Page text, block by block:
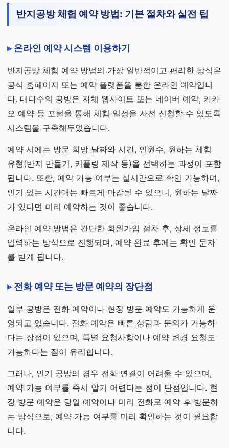
반지공방 체험 예약 방법: 기본 절차와 실전 팁
온라인 예약 시스템 이용하기
반지공방 체험 예약 방법의 가장 일반적이고 편리한 방식은
공식 홈페이지 또는 예약 플랫폼을 통한 온라인 예약입니
다. 대다수의 공방은 자체 웹사이트 또는 네이버 예약, 카카
오 예약 등 포털을 통해 체험 일정을 사전 신청할 수 있도록
시스템을 구축해두었습니다.
예약 시에는 방문 희망 날짜와 시간, 인원수, 원하는 체험
유형(반지 만들기, 커플링 제작 등)을 선택하는 과정이 포함
됩니다. 또한, 예약 가능 여부는 실시간으로 확인 가능하며,
인기 있는 시간대는 빠르게 마감될 수 있으니, 원하는 날짜
가 있다면 미리 예약하는 것이 좋습니다.
온라인 예약 방법은 간단한 회원가입 절차 후, 상세 정보를
입력하는 방식으로 진행되며, 예약 완료 후에는 확인 문자
를 받게 됩니다.
전화 예약 또는 방문 예약의 장단점
일부 공방은 전화 예약이나 현장 방문 예약도 가능하게 운
영되고 있습니다. 전화 예약은 빠른 상담과 문의가 가능하
다는 장점이 있으며, 특별 요청사항이나 예약 변경 요청도
가능하다는 점이 유리합니다.
그러나, 인기 공방의 경우 전화 연결이 어려울 수 있으며,
예약 가능 여부를 즉시 알기 어렵다는 점이 단점입니다. 현
장 방문 예약은 당일 예약이나 미리 전화로 예약 후 방문하
는 방식으로, 예약 가능 여부를 미리 확인하는 것이 필요합
니다.